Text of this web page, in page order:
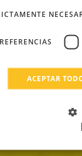
ACEPTAR